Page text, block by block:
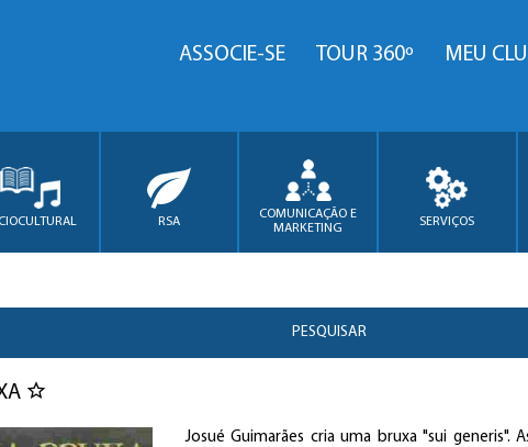
ASSOCIE-SE TOUR 360º MEU
RSA
COMUNICAÇÃO E
MARKETING
SERVIÇOS
PESQUISAR
Josué Guimarães cria uma bruxa "sui generis".